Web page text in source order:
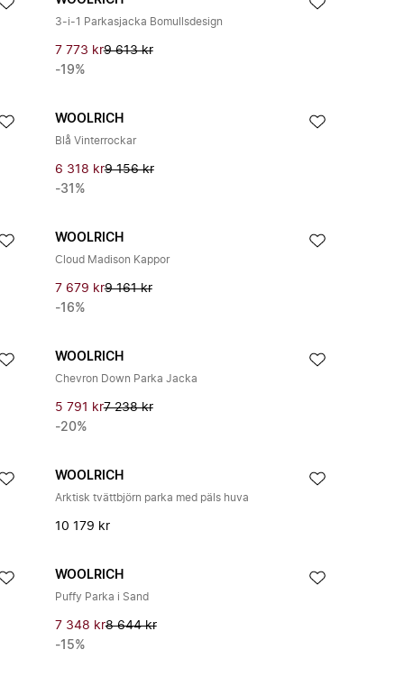
3-i-1 Parkasjacka Bomullsdesign
7 773 kr9 613 kr
-19%
WOOLRICH
Blå Vinterrockar
6 318 kr9 156 kr
-31%
WOOLRICH
Cloud Madison Kappor
7 679 kr9 161 kr
-16%
WOOLRICH
Chevron Down Parka Jacka
5 791 kr7 238 kr
-20%
WOOLRICH
Arktisk tvättbjörn parka med päls huva
10 179 kr
WOOLRICH
Puffy Parka i Sand
7 348 kr8 644 kr
-15%